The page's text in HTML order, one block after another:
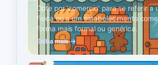
Opte por 'comercio' para se referir a
física ou a um estabelecimento
forma mais formal ou genérica.
Saiba mais →